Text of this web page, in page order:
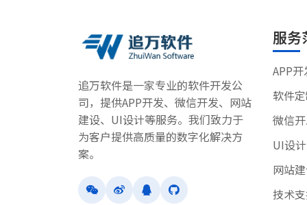
追万软件是一家专业的软件开发公
司，提供APP开发、微信开发、网站
建设、UI设计等服务。我们致力于
为客户提供高质量的数字化解决方
案。
服务
APP开
软件
微信
UI设计
网站
技术